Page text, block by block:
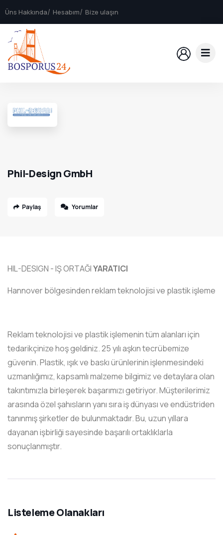
Üns Hakkında Hesabım Bize ulaşın
Phil-Design GmbH
Paylaş Yorumlar
HIL-DESIGN - IŞ ORTAĞIYARATICI
Hannover bölgesinden reklam teknolojisi ve plastik işleme
Reklam teknolojisi ve plastik işlemenin tüm alanları için
tedarikçinize hoş geldiniz. 25 yılı aşkın tecrübemize
güvenin. Plastik, ışık ve baskı ürünlerinin işlenmesindeki
uzmanlığımız, kapsamlı malzeme bilgimiz ve detaylara olan
takıntımızla birleşerek başarımızı getiriyor. Müşterilerimiz
arasında özel şahısların yanı sıra iş dünyası ve endüstriden
tanınmış şirketler de bulunmaktadır. Bu, uzun yıllara
dayanan işbirliği sayesinde başarılı ortaklıklarla
sonuçlanmıştır.
Listeleme Olanakları